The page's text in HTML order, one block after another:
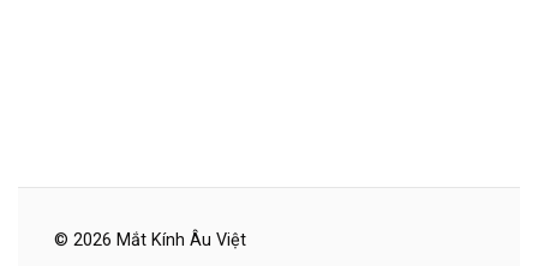
© 2026 Mắt Kính Âu Việt